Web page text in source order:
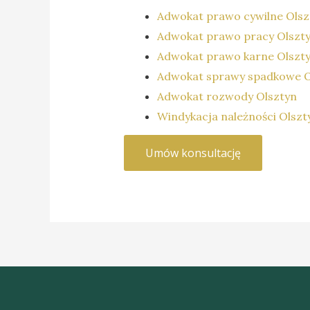
Adwokat prawo cywilne
Adwokat prawo pracy
Adwokat prawo karne
Adwokat sprawy spadkowe
Adwokat rozwody Olsztyn
Windykacja należności
Umów konsultację